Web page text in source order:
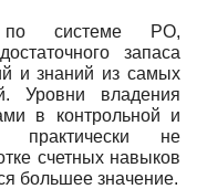
по системе РО,
запаса
и знаний из самых
Уровни владения
в контрольной и
практически не
счетных навыков
большее значение.